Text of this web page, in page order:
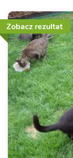
Zobacz rezultat